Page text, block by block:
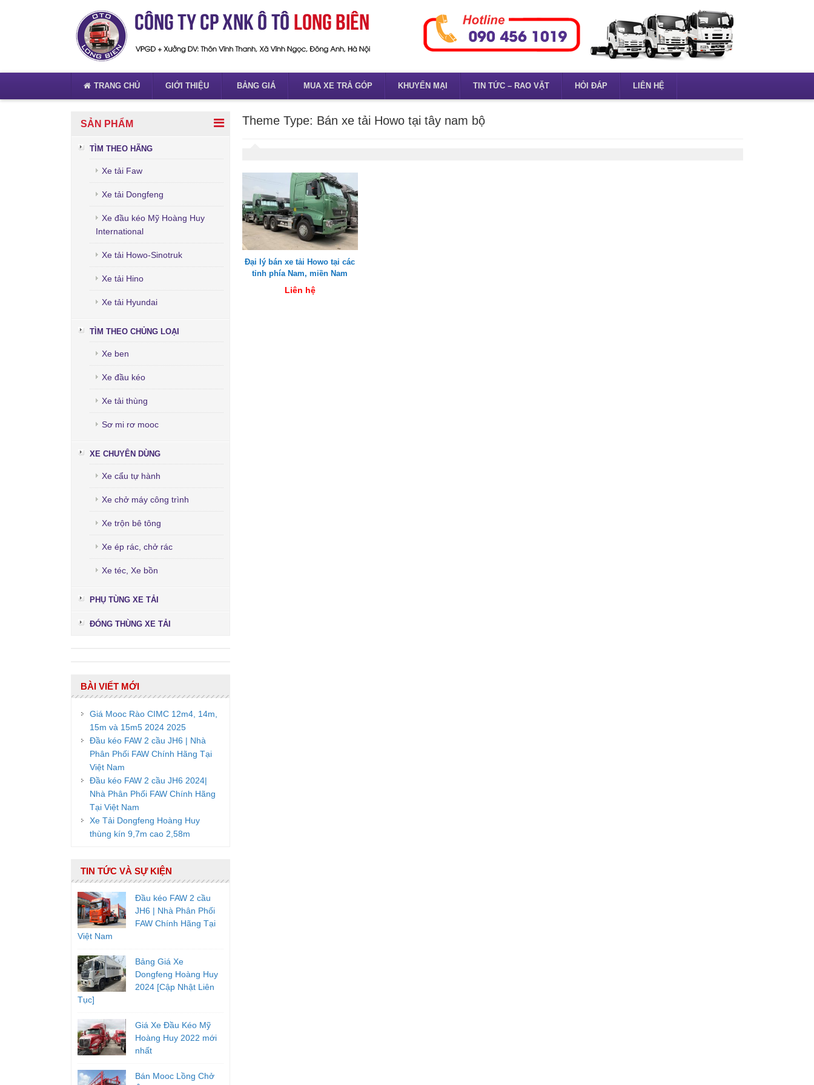
TRANG CHỦ GIỚI THIỆU BẢNG GIÁ MUA XE TRẢ GÓP KHUYẾN MẠI TIN TỨC – RAO VẶT HỎI ĐÁP LIÊN HỆ
SẢN PHẨM
TÌM THEO HÃNG
Xe tải Faw
Xe tải Dongfeng
Xe đầu kéo Mỹ Hoàng Huy
International
Xe tải Howo-Sinotruk
Xe tải Hino
Xe tải Hyundai
TÌM THEO CHỦNG LOẠI
Xe ben
Xe đầu kéo
Xe tải thùng
Sơ mi rơ mooc
XE CHUYÊN DÙNG
Xe cẩu tự hành
Xe chở máy công trình
Xe trộn bê tông
Xe ép rác, chở rác
Xe téc, Xe bồn
PHỤ TÙNG XE TẢI
ĐÓNG THÙNG XE TẢI
BÀI VIẾT MỚI
Giá Mooc Rào CIMC 12m4, 14m,
15m và 15m5 2024 2025
Đầu kéo FAW 2 cầu JH6 | Nhà
Phân Phối FAW Chính Hãng Tại
Việt Nam
Đầu kéo FAW 2 cầu JH6 2024|
Nhà Phân Phối FAW Chính Hãng
Tại Việt Nam
Xe Tải Dongfeng Hoàng Huy
thùng kín 9,7m cao 2,58m
TIN TỨC VÀ SỰ KIỆN
Đầu kéo FAW 2 cầu
JH6 | Nhà Phân Phối
FAW Chính Hãng Tại
Việt Nam
Bảng Giá Xe
Dongfeng Hoàng Huy
2024 [Cập Nhật Liên
Tục]
Giá Xe Đầu Kéo Mỹ
Hoàng Huy 2022 mới
nhất
Bán Mooc Lồng Chở
Theme Type: Bán xe tải Howo tại tây nam bộ
Đại lý bán xe tải Howo tại các
tỉnh phía Nam, miền Nam
Liên hệ